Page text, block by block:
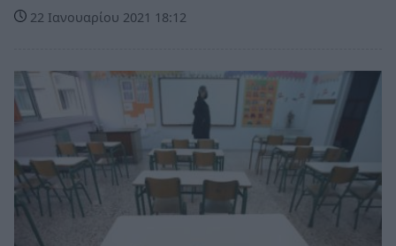
22 Ιανουαρίου 2021 18:12